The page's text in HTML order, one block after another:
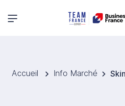
Menu principal
Accueil Info Marché